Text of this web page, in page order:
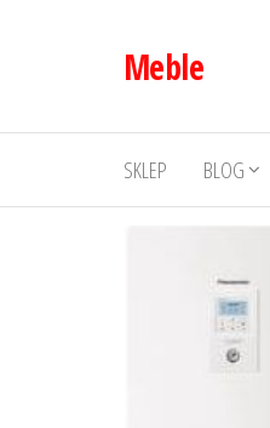
Meble
SKLEP BLOG